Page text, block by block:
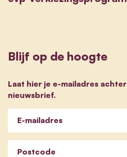
Blijf op de hoogte
Laat hier je e-mailadres
nieuwsbrief.
E-mailadres
Postcode